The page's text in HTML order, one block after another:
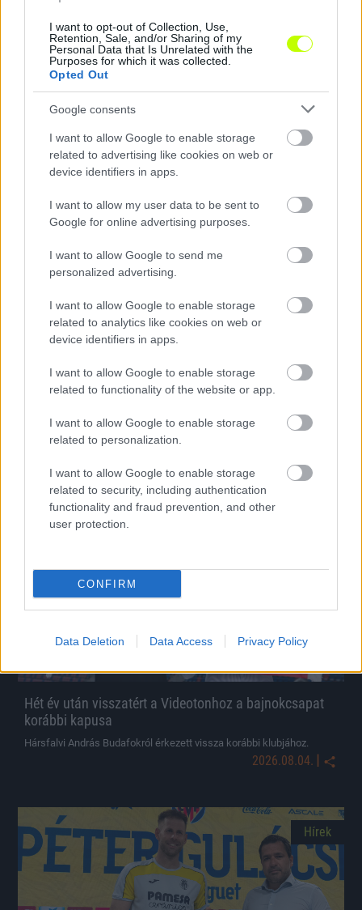
I want to opt-out of Collection, Use,
Retention, Sale, and/or Sharing of my
Personal Data that Is Unrelated with the
Purposes for which it was collected.
Opted Out
Google consents
I want to allow Google to enable storage
related to advertising like cookies on web or
device identifiers in apps.
I want to allow my user data to be sent to
Google for online advertising purposes.
I want to allow Google to send me
personalized advertising.
I want to allow Google to enable storage
related to analytics like cookies on web or
device identifiers in apps.
I want to allow Google to enable storage
related to functionality of the website or app.
I want to allow Google to enable storage
related to personalization.
I want to allow Google to enable storage
related to security, including authentication
functionality and fraud prevention, and other
user protection.
CONFIRM
Data Deletion Data Access Privacy Policy
Kétszeres kupagyőztes középpályást igazolt a Vasas
A 25 éves Mezei Szabolcs négy évre kötelezte el magát
Angyalföldön.
2026.08.05.
Hírek
Négy külföldi klub vinné az ETO magyar válogatott
szélsőjét
Schön Szabolcs eladása a bajnoki cím megszerzése után kerülhet
napirendre.
Hét év után visszatért a Videotonhoz a bajnokcsapat
korábbi kapusa
Hársfalvi András Budafokról érkezett vissza korábbi klubjához.
2026.08.04.
Hírek